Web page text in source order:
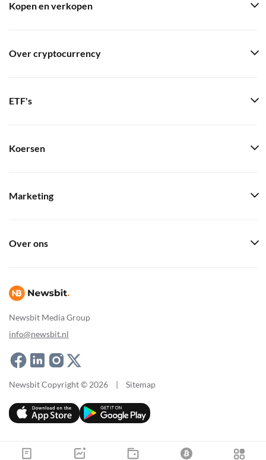
Newsbit Media Group
info@newsbit.nl
Kopen en verkopen
Over cryptocurrency
ETF's
Koersen
Marketing
Over ons
Newsbit Copyright © 2026 | Sitemap